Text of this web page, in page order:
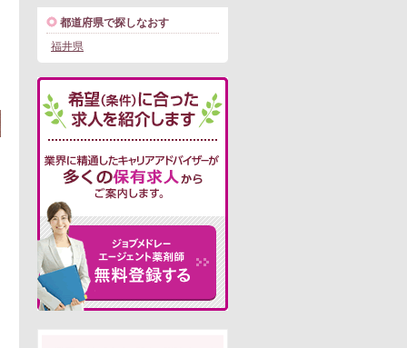
この求人にフォームで問い合わせる
都道府県で探しなおす
福井県